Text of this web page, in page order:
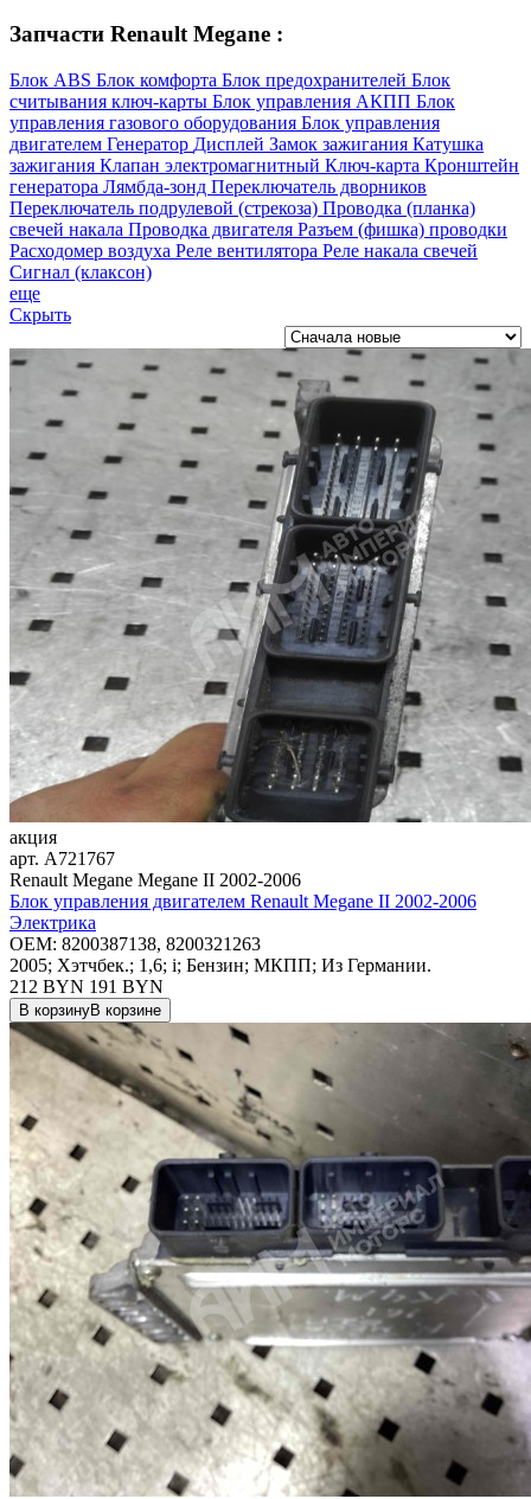
Запчасти Renault Megane :
Блок ABS Блок комфорта Блок предохранителей Блок
считывания ключ-карты Блок управления АКПП Блок
управления газового оборудования Блок управления
двигателем Генератор Дисплей Замок зажигания Катушка
зажигания Клапан электромагнитный Ключ-карта Кронштейн
генератора Лямбда-зонд Переключатель дворников
Переключатель подрулевой (стрекоза) Проводка (планка)
свечей накала Проводка двигателя Разъем (фишка) проводки
Расходомер воздуха Реле вентилятора Реле накала свечей
Сигнал (клаксон)
еще
Скрыть
акция
арт. A721767
Renault Megane Megane II 2002-2006
Блок управления двигателем Renault Megane II 2002-2006
Электрика
OEM: 8200387138, 8200321263
2005; Хэтчбек.; 1,6; i; Бензин; МКПП; Из Германии.
212 BYN 191 BYN
В корзинуВ корзине